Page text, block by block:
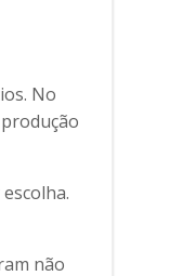
No
não